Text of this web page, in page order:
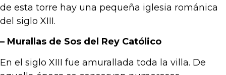
de esta torre hay una pequeña iglesia románica
del siglo XIII.
– Murallas de Sos del Rey Católico
En el siglo XIII fue amurallada toda la villa. De